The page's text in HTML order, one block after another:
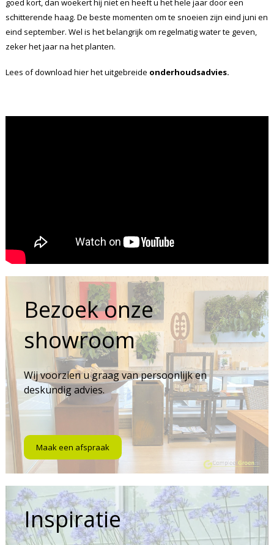
goed kort, dan woekert hij niet en heeft u het hele jaar door een
schitterende haag. De beste momenten om te snoeien zijn eind juni en
eind september. Wel is het belangrijk om regelmatig water te geven,
zeker het jaar na het planten.
Lees of download hier het uitgebreide onderhoudsadvies.
Bezoek onze
showroom
Wij voorzien u graag van persoonlijk en
deskundig advies.
Maak een afspraak
Inspiratie